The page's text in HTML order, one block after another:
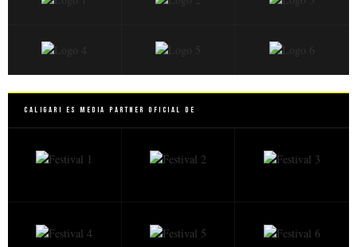
Caligari es Media Partner Oficial de